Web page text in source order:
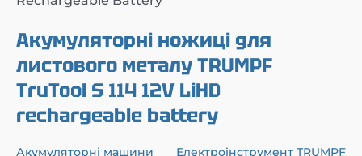
Акумуляторні ножиці для
листового металу TRUMPF
TruTool S 114 12V LiHD
rechargeable battery
Акумуляторні машини
Електроінструмент TRUMPF